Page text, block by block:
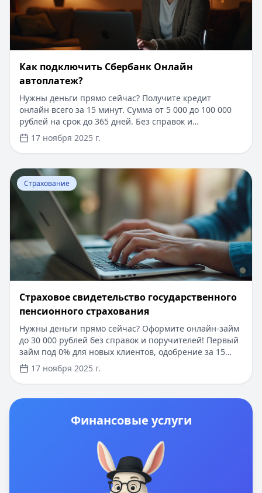
Как подключить Сбербанк Онлайн
автоплатеж?
Нужны деньги прямо сейчас? Получите кредит
онлайн всего за 15 минут. Сумма от 5 000 до 100 000
рублей на срок до 365 дней. Без справок и
поручителей, достаточно только паспорта. Решение
принимается автоматически, деньги поступают на
карту сразу после одобрения. Процентная ставка от
0.9% в день, для новых клиентов первый займ под 0%.
Узнайте, как настроить автоплатеж для
своевременного погашения кредита и избежать
просрочек.
17 ноября 2025 г.
Перейти к статье:​Страховое свидетельство
Страхование
​Страховое свидетельство государственного
пенсионного страхования
Нужны деньги прямо сейчас? Оформите онлайн-займ
до 30 000 рублей без справок и поручителей! Первый
займ под 0% для новых клиентов, одобрение за 15
минут. Требуется только паспорт и СНИЛС. В статье
вы узнаете всё о получении и использовании СНИЛС
в 2025 году, а также о том, как быстро оформить
кредит с помощью этого документа через
17 ноября 2025 г.
Финансовые услуги